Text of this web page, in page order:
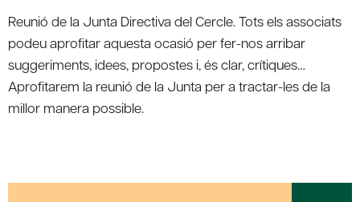
Reunió de la Junta Directiva del Cercle. Tots els associats
podeu aprofitar aquesta ocasió per fer-nos arribar
suggeriments, idees, propostes i, és clar, crítiques…
Aprofitarem la reunió de la Junta per a tractar-les de la
millor manera possible.